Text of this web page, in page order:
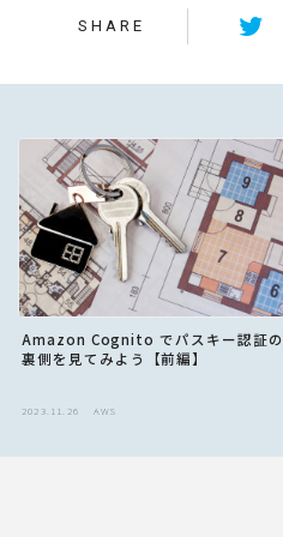
SHARE
Amazon Cognito でパスキー認証の
裏側を見てみよう【前編】
2023.11.26 AWS